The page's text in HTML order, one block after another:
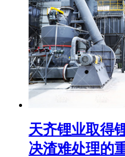
天齐锂业取得
决渣难处理的